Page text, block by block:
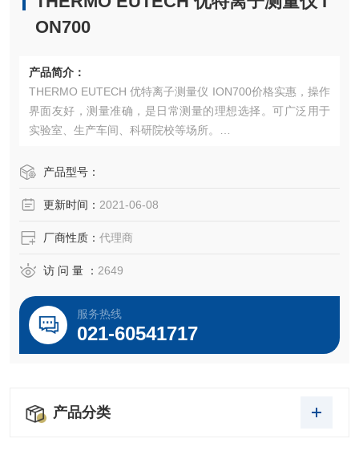
ON700
产品简介：
THERMO EUTECH 优特离子测量仪 ION700价格实惠，操作
界面友好，测量准确，是日常测量的理想选择。可广泛用于
实验室、生产车间、科研院校等场所。
产品型号：
更新时间： 2021-06-08
厂商性质： 代理商
访 问 量 ： 2649
服务热线
021-60541717
产品分类